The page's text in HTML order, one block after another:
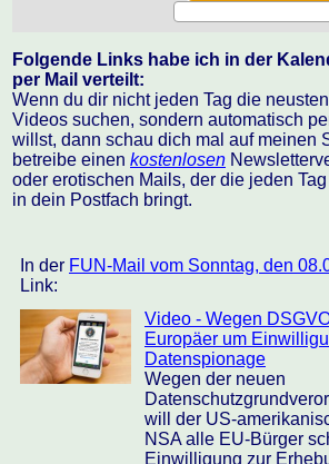
Folgende Links habe ich in der
per Mail verteilt:
Wenn du dir nicht jeden Tag die
Videos suchen, sondern automatisch
willst, dann schau dich mal auf meinen
betreibe einen kostenlosen
oder erotischen Mails, der die jeden
in dein Postfach bringt.
In der FUN-Mail vom Sonntag, den
Link:
Video - Wegen
Europäer um
Datenspionage
Wegen der neuen
will der US-
NSA alle EU-Bürger
Einwilligung zur